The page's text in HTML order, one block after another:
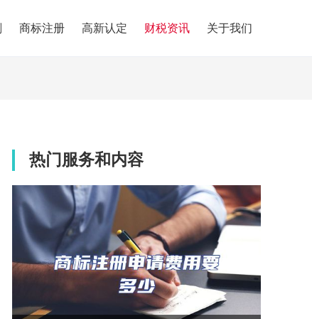
商标注册 高新认定 财税资讯 关于我们
热门服务和内容